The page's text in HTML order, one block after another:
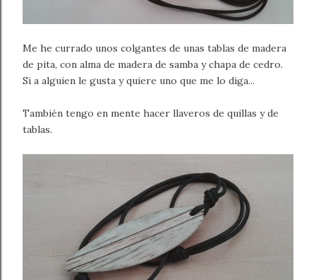
Me he currado unos colgantes de unas tablas de madera
de pita, con alma de madera de samba y chapa de cedro.
Si a alguien le gusta y quiere uno que me lo diga...
También tengo en mente hacer llaveros de quillas y de
tablas.